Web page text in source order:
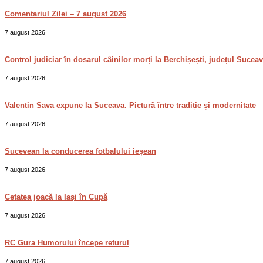
Comentariul Zilei – 7 august 2026
7 august 2026
Control judiciar în dosarul câinilor morți la Berchișești, județul
7 august 2026
Valentin Sava expune la Suceava. Pictură între tradiție și modernitate
7 august 2026
Sucevean la conducerea fotbalului ieșean
7 august 2026
Cetatea joacă la Iași în Cupă
7 august 2026
RC Gura Humorului începe returul
7 august 2026